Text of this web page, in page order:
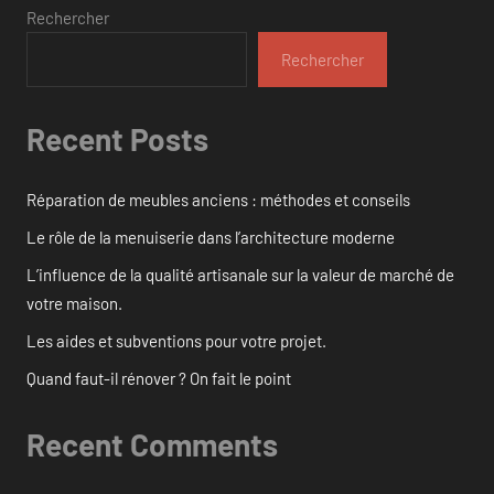
Rechercher
Rechercher
Recent Posts
Réparation de meubles anciens : méthodes et conseils
Le rôle de la menuiserie dans l’architecture moderne
L’influence de la qualité artisanale sur la valeur de marché de
votre maison.
Les aides et subventions pour votre projet.
Quand faut-il rénover ? On fait le point
Recent Comments